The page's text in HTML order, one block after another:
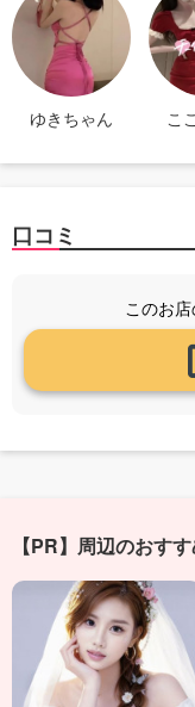
ゆきちゃん こ
口コミ
このお
【PR】周辺のおす